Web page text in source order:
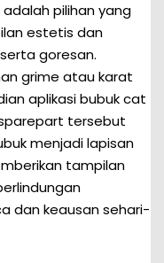
pilihan yang
estetis dan
goresan.
grime atau karat
aplikasi bubuk cat
tersebut
menjadi lapisan
tampilan
dan keausan sehari-